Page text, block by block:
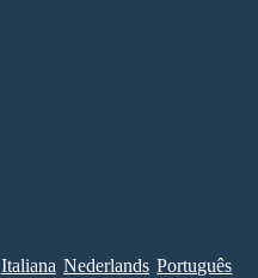
Italiana Nederlands Português